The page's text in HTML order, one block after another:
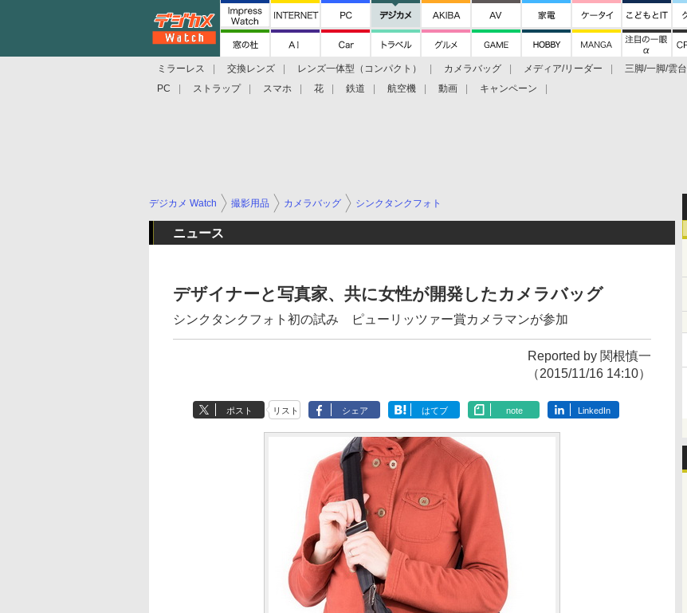
ミラーレス 交換レンズ レンズ一体型（コンパクト） カメラバッグ メディア/リーダー 三脚/一脚/雲台
PC
ストラップ スマホ 花 鉄道 航空機 動画 キャンペーン
デジカメ Watch 撮影用品 カメラバッグ シンクタンクフォト
ニュース
デザイナーと写真家、共に女性が開発したカメラバッグ
シンクタンクフォト初の試み ピューリッツァー賞カメラマンが参加
Reported by 関根慎一
（2015/11/16 14:10）
ポスト リスト シェア はてブ note LinkedIn